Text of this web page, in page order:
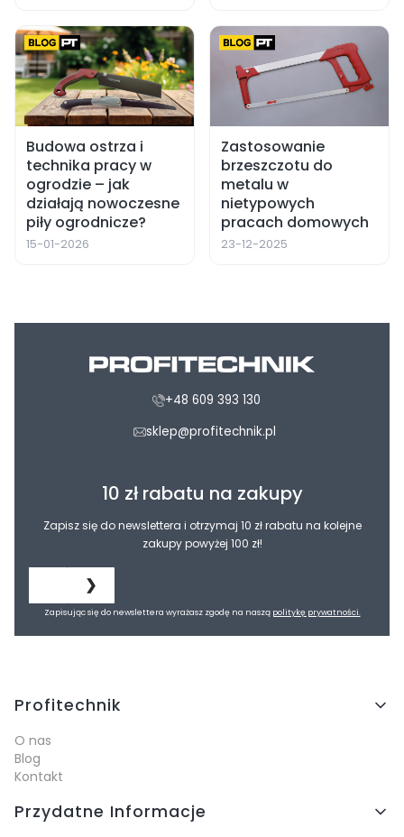
Budowa ostrza i
technika pracy w
ogrodzie – jak
działają nowoczesne
piły ogrodnicze?
15-01-2026
Zastosowanie
brzeszczotu do
metalu w
nietypowych
pracach domowych
23-12-2025
+48 609 393 130
sklep@profitechnik.pl
10 zł rabatu na zakupy
Zapisz się do newslettera i otrzymaj 10 zł rabatu na kolejne
zakupy powyżej 100 zł!
❯
Zapisując się do newslettera wyrażasz zgodę na naszą politykę prywatności.
Linki w stopce
Profitechnik
O nas
Blog
Kontakt
Przydatne Informacje